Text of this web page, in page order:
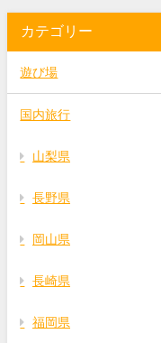
カテゴリー
遊び場
国内旅行
山梨県
長野県
岡山県
長崎県
福岡県